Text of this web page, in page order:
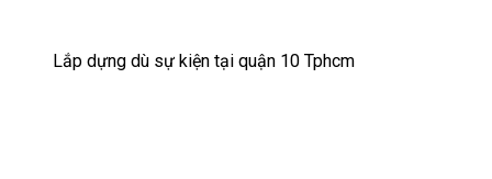
Lắp dựng dù sự kiện tại quận 10 Tphcm